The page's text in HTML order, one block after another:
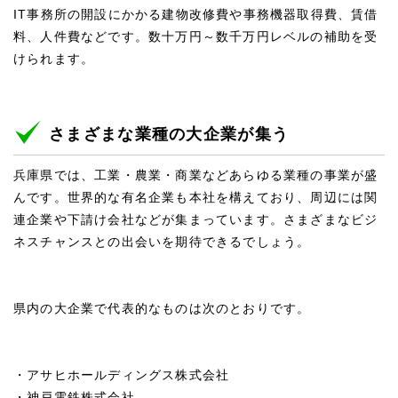
IT事務所の開設にかかる建物改修費や事務機器取得費、賃借
料、人件費などです。数十万円～数千万円レベルの補助を受
けられます。
さまざまな業種の大企業が集う
兵庫県では、工業・農業・商業などあらゆる業種の事業が盛
んです。世界的な有名企業も本社を構えており、周辺には関
連企業や下請け会社などが集まっています。さまざまなビジ
ネスチャンスとの出会いを期待できるでしょう。
県内の大企業で代表的なものは次のとおりです。
・アサヒホールディングス株式会社